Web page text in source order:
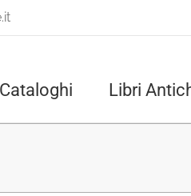
Cataloghi Libri